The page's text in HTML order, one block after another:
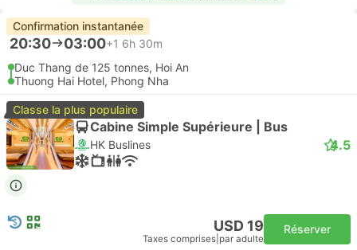
Confirmation instantanée
20:30 03:00+1 6h 30m
Duc Thang de 125 tonnes, Hoi An
Thuong Hai Hotel, Phong Nha
Classe la plus populaire
Cabine Simple Supérieure | Bus
HK Buslines 4.5
USD 19
Taxes comprises par adulte
Réserver